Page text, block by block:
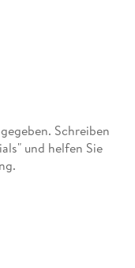
Schreiben
und helfen Sie